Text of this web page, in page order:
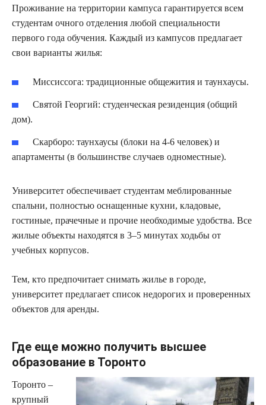
Проживание на территории кампуса гарантируется всем
студентам очного отделения любой специальности
первого года обучения. Каждый из кампусов предлагает
свои варианты жилья:
Миссиссога: традиционные общежития и таунхаусы.
Святой Георгий: студенческая резиденция (общий
дом).
Скарборо: таунхаусы (блоки на 4-6 человек) и
апартаменты (в большинстве случаев одноместные).
Университет обеспечивает студентам меблированные
спальни, полностью оснащенные кухни, кладовые,
гостиные, прачечные и прочие необходимые удобства. Все
жилые объекты находятся в 3–5 минутах ходьбы от
учебных корпусов.
Тем, кто предпочитает снимать жилье в городе,
университет предлагает список недорогих и проверенных
объектов для аренды.
Где еще можно получить высшее
образование в Торонто
Торонто –
крупный